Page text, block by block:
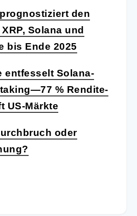
den
Solana und
bis Ende 2025
entfesselt Solana-
% Rendite-
US-Märkte
oder